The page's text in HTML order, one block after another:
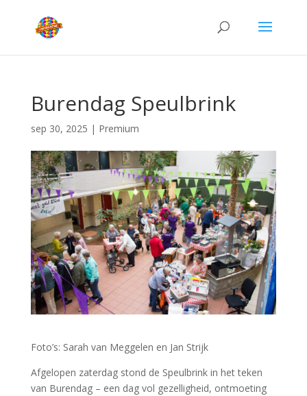
Burendag Speulbrink
sep 30, 2025 | Premium
Foto’s: Sarah van Meggelen en Jan Strijk
Afgelopen zaterdag stond de Speulbrink in het teken
van Burendag – een dag vol gezelligheid, ontmoeting